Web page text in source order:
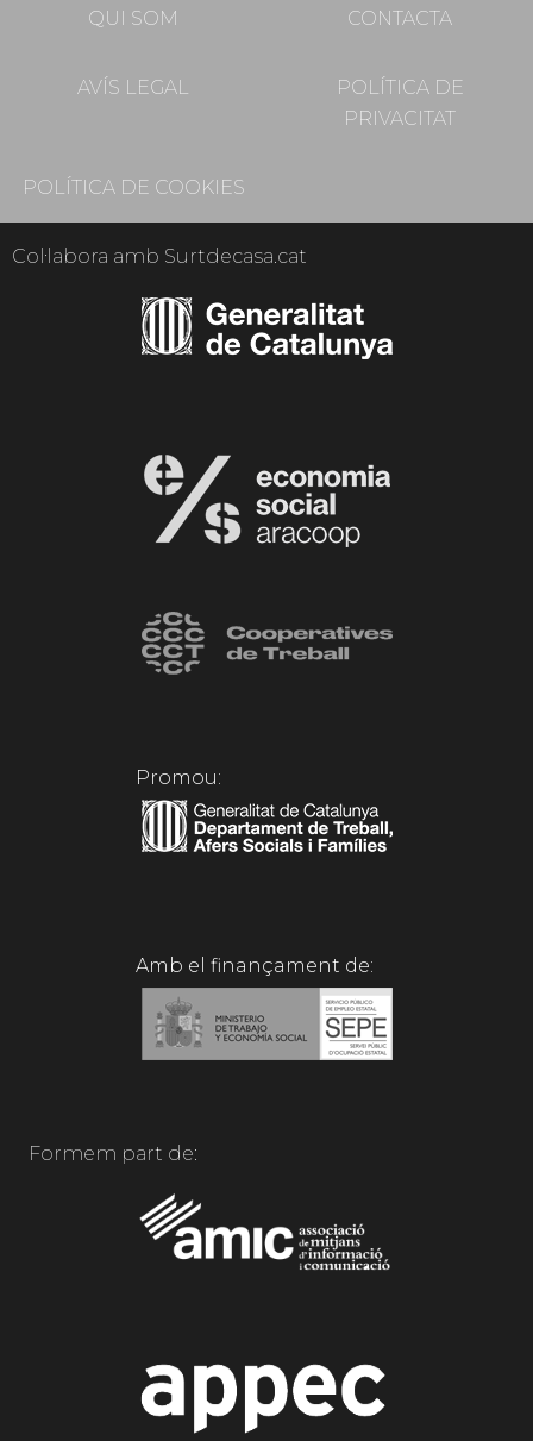
QUI SOM CONTACTA
AVÍS LEGAL
POLÍTICA DE
PRIVACITAT
POLÍTICA DE COOKIES
Col·labora amb Surtdecasa.cat
Promou:
Amb el finançament de:
Formem part de: